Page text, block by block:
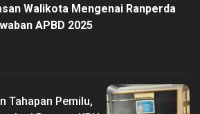
Walikota Mengenai Ranperda
APBD 2025
Tahapan Pemilu,